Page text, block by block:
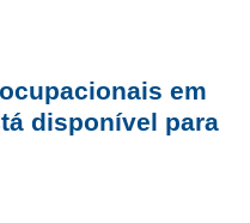
em
disponível para